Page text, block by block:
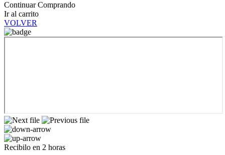
Continuar Comprando
Ir al carrito
VOLVER
Recibilo en 2 horas